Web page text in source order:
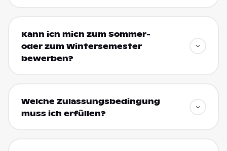
Kann ich mich zum Sommer-
oder zum Wintersemester
bewerben?
Welche Zulassungsbedingung
muss ich erfüllen?